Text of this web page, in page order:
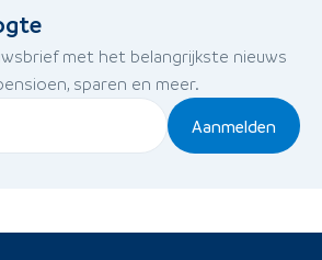
met het belangrijkste nieuws
sparen en meer.
Aanmelden